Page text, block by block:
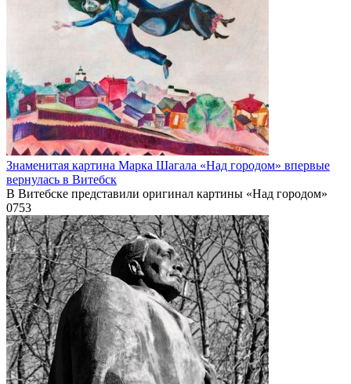
Знаменитая картина Марка Шагала «Над городом» впервые
вернулась в Витебск
В Витебске представили оригинал картины «Над городом»
0753